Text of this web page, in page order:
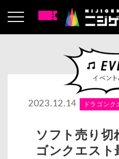
2023.12.14 ドラゴンク
ソフト売り切
ゴンクエスト